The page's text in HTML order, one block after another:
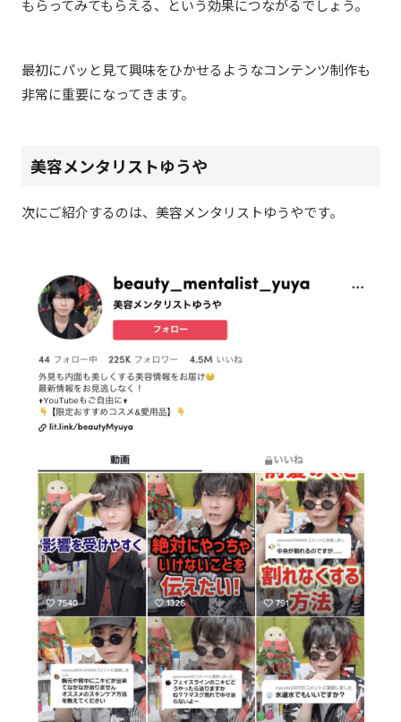
もらってみてもらえる、という効果につながるでしょう。
最初にパッと見て興味をひかせるようなコンテンツ制作も
非常に重要になってきます。
美容メンタリストゆうや
次にご紹介するのは、美容メンタリストゆうやです。